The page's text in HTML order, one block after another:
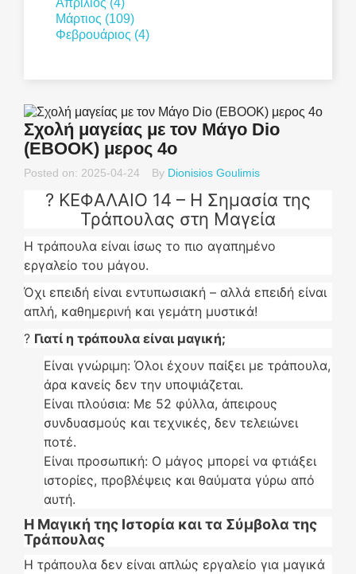
Απρίλιος (4)
Μάρτιος (109)
Φεβρουάριος (4)
Σχολή μαγείας με τον Μάγο Dio
(EBOOK) μερος 4ο
Posted on: 2025-04-24 By Dionisios Goulimis
? ΚΕΦΑΛΑΙΟ 14 – Η Σημασία της
Τράπουλας στη Μαγεία
Η τράπουλα είναι ίσως το πιο αγαπημένο
εργαλείο του μάγου.
Όχι επειδή είναι εντυπωσιακή – αλλά επειδή είναι
απλή, καθημερινή και γεμάτη μυστικά!
? Γιατί η τράπουλα είναι μαγική;
Είναι γνώριμη: Όλοι έχουν παίξει με τράπουλα,
άρα κανείς δεν την υποψιάζεται.
Είναι πλούσια: Με 52 φύλλα, άπειρους
συνδυασμούς και τεχνικές, δεν τελειώνει
ποτέ.
Είναι προσωπική: Ο μάγος μπορεί να φτιάξει
ιστορίες, προβλέψεις και θαύματα γύρω από
αυτή.
Η Μαγική της Ιστορία και τα Σύμβολα της
Τράπουλας
Η τράπουλα δεν είναι απλώς εργαλείο για μαγικά